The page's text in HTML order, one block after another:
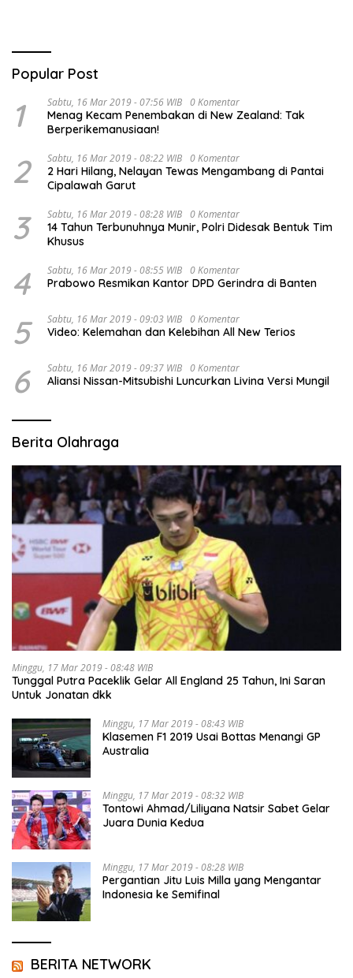
Popular Post
1 Sabtu, 16 Mar 2019 - 07:56 WIB 0 Komentar
Menag Kecam Penembakan di New Zealand: Tak
Berperikemanusiaan!
2 Sabtu, 16 Mar 2019 - 08:22 WIB 0 Komentar
2 Hari Hilang, Nelayan Tewas Mengambang di Pantai
Cipalawah Garut
3 Sabtu, 16 Mar 2019 - 08:28 WIB 0 Komentar
14 Tahun Terbunuhnya Munir, Polri Didesak Bentuk Tim
Khusus
4 Sabtu, 16 Mar 2019 - 08:55 WIB 0 Komentar
Prabowo Resmikan Kantor DPD Gerindra di Banten
5 Sabtu, 16 Mar 2019 - 09:03 WIB 0 Komentar
Video: Kelemahan dan Kelebihan All New Terios
6 Sabtu, 16 Mar 2019 - 09:37 WIB 0 Komentar
Aliansi Nissan-Mitsubishi Luncurkan Livina Versi Mungil
Berita Olahraga
Minggu, 17 Mar 2019 - 08:48 WIB
Tunggal Putra Paceklik Gelar All England 25 Tahun, Ini Saran
Untuk Jonatan dkk
Minggu, 17 Mar 2019 - 08:43 WIB
Klasemen F1 2019 Usai Bottas Menangi GP
Australia
Minggu, 17 Mar 2019 - 08:32 WIB
Tontowi Ahmad/Liliyana Natsir Sabet Gelar
Juara Dunia Kedua
Minggu, 17 Mar 2019 - 08:28 WIB
Pergantian Jitu Luis Milla yang Mengantar
Indonesia ke Semifinal
BERITA NETWORK